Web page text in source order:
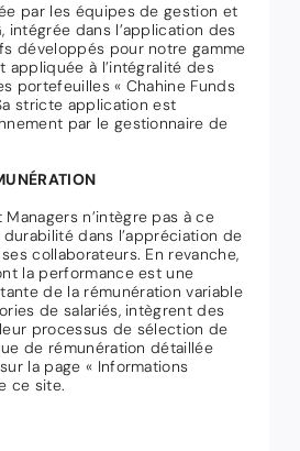
par les équipes de gestion et
intégrée dans l’application des
développés pour notre gamme
à l’intégralité des
portefeuilles « Chahine Funds
stricte application est
par le gestionnaire de
Managers n’intègre pas à ce
dans l’appréciation de
collaborateurs. En revanche,
la performance est une
de la rémunération variable
de salariés, intègrent des
processus de sélection de
de rémunération détaillée
la page « Informations
ce site.